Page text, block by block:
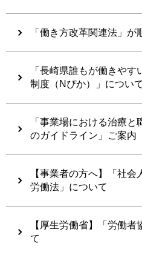
「働き方改革関連法」が
「長崎県誰もが働きや
制度（Nぴか）」について
「事業場における治療
のガイドライン」ご案内
【事業者の方へ】「社
労働法」について
【厚生労働省】「労働
て